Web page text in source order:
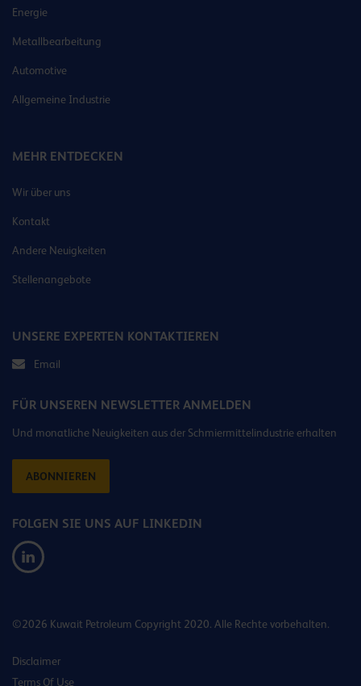
Energie
Metallbearbeitung
Automotive
Allgemeine Industrie
MEHR ENTDECKEN
Wir über uns
Kontakt
Andere Neuigkeiten
Stellenangebote
UNSERE EXPERTEN KONTAKTIEREN
Email
FÜR UNSEREN NEWSLETTER ANMELDEN
Und monatliche Neuigkeiten aus der Schmiermittelindustrie erhalten
ABONNIEREN
FOLGEN SIE UNS AUF LINKEDIN
©2026 Kuwait Petroleum Copyright 2020. Alle Rechte vorbehalten.
Disclaimer
Terms Of Use